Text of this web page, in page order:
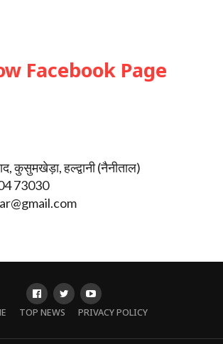
Facebook Page
कुसुमखेड़ा, हल्द्वानी (नैनीताल)
73030
TOP NEWS PRIVACY POLICY